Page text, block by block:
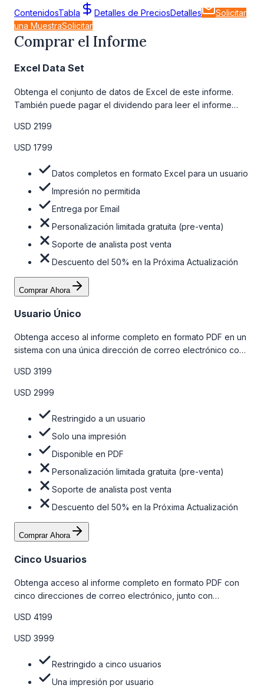
ContenidosTabla Detalles de PreciosDetalles
Solicitar
una MuestraSolicitar
Comprar el Informe
Excel Data Set
Obtenga el conjunto de datos de Excel de este informe.
También puede pagar el dividendo para leer el informe
la tabla de precios a continuación.
USD 2199
USD 1799
Datos completos en formato Excel para un usuario
Impresión no permitida
Entrega por Email
Personalización limitada gratuita (pre-venta)
Soporte de analista post venta
Descuento del 50% en la Próxima Actualización
Comprar Ahora
Usuario Único
Obtenga acceso al informe completo en formato PDF en un
sistema con una única dirección de correo electrónico con
la tabla de precios a continuación.
USD 3199
USD 2999
Restringido a un usuario
Solo una impresión
Disponible en PDF
Personalización limitada gratuita (pre-venta)
Soporte de analista post venta
Descuento del 50% en la Próxima Actualización
Comprar Ahora
Cinco Usuarios
Obtenga acceso al informe completo en formato PDF con
cinco direcciones de correo electrónico, junto con
venta y el soporte post-venta de nuestros analistas. Para
obtener más información, consulte la tabla de precios a
USD 4199
USD 3999
Restringido a cinco usuarios
Una impresión por usuario